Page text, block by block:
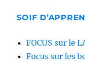
SOIF
FOCUS sur le
Focus sur les